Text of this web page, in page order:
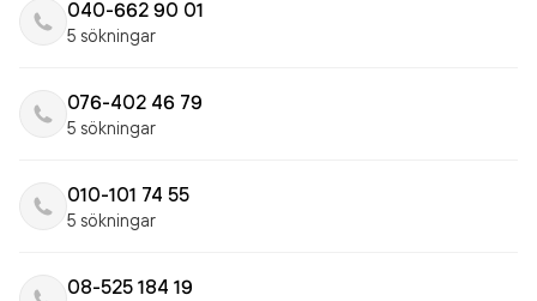
040-662 90 01
5 sökningar
076-402 46 79
5 sökningar
010-101 74 55
5 sökningar
08-525 184 19